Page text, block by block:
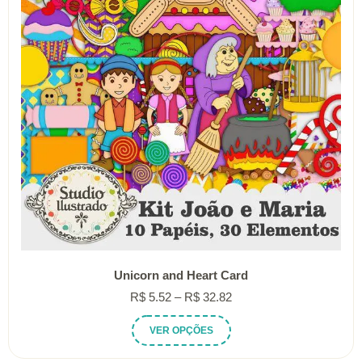
ser
escolhidas
na
página
do
produto
Unicorn and Heart Card
R$ 5.52 – R$ 32.82Faixa
VER OPÇÕES
produto
tem